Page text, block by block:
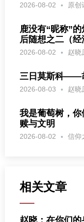
2026-08-02 原创
鹿没有“昵称”
后随想之二（经
2026-08-02 赵晓
三日莫斯科——
2026-08-03 赵晓
我是葡萄树，
赎与文明
2026-08-02 信仰
相关文章
赵晓：在你们